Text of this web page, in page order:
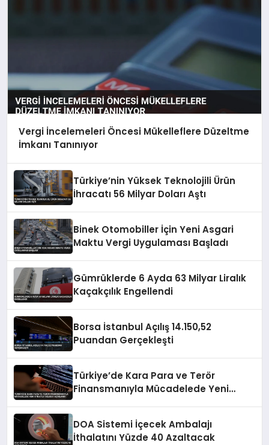
Vergi İncelemeleri Öncesi Mükelleflere Düzeltme
İmkanı Tanınıyor
Türkiye’nin Yüksek Teknolojili Ürün
İhracatı 56 Milyar Doları Aştı
Binek Otomobiller İçin Yeni Asgari
Maktu Vergi Uygulaması Başladı
Gümrüklerde 6 Ayda 63 Milyar Liralık
Kaçakçılık Engellendi
Borsa İstanbul Açılış 14.150,52
Puandan Gerçekleşti
Türkiye’de Kara Para ve Terör
Finansmanıyla Mücadelede Yeni
DOA Sistemi İçecek Ambalajı
İthalatını Yüzde 40 Azaltacak